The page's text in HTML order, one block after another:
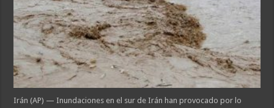
Irán (AP) — Inundaciones en el sur de Irán han provocado por lo